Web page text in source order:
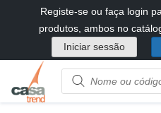
diretamente
conteúdo
Registe-se ou faça login
produtos, ambos no
Iniciar sessão
Product
name